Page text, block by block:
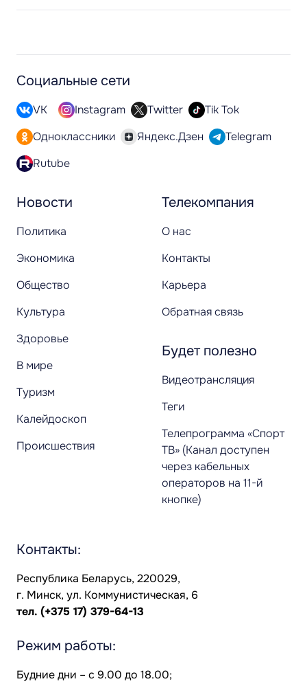
Новости
Политика
Экономика
Общество
Культура
Здоровье
В мире
Туризм
Калейдоскоп
Происшествия
Телекомпания
О нас
Контакты
Карьера
Обратная связь
Будет полезно
Видеотрансляция
Теги
Телепрограмма «Спорт
ТВ» (Канал доступен
через кабельных
операторов на 11-й
кнопке)
Социальные сети
VK Instagram Twitter
Tik Tok
Одноклассники
Яндекс.Дзен
Telegram
Rutube
Контакты:
Республика Беларусь, 220029,
г. Минск, ул. Коммунистическая, 6
тел. (+375 17) 379-64-13
Режим работы:
Будние дни – с 9.00 до 18.00;